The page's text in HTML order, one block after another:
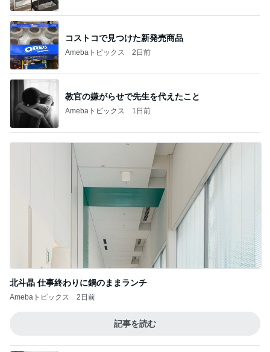
コストコで見つけた新発売商品
Amebaトピックス 2日前
教官の嫌がらせで先生を代えたこと
Amebaトピックス 1日前
北斗晶 仕事終わりに鍋のままランチ
Amebaトピックス 2日前
記事を読む